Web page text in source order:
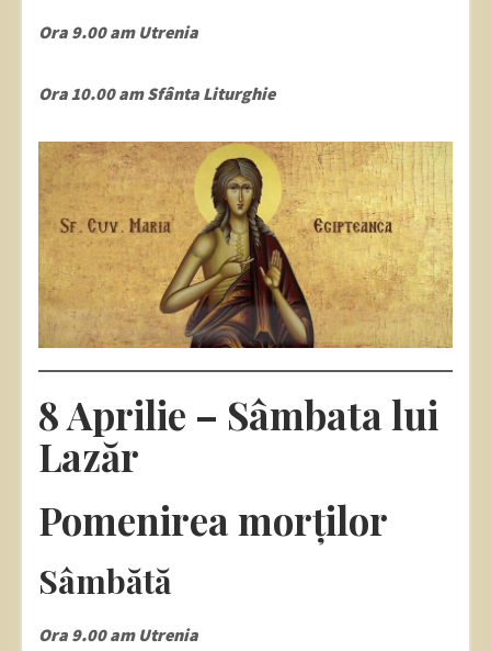
Ora 9.00 am Utrenia
Ora 10.00 am Sfânta Liturghie
8 Aprilie – Sâmbata lui
Lazăr
Pomenirea morților
Sâmbătă
Ora 9.00 am Utrenia